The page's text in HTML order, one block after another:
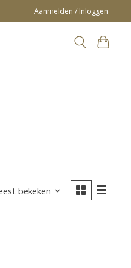
Aanmelden / Inloggen
bekeken